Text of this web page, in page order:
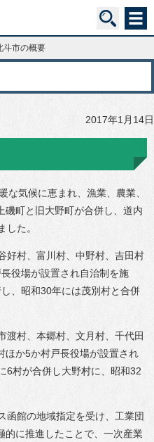
斗市の概要
2017年1月14日
な気候に恵まれ、漁業、農業、
磯町と旧大野町が合併し、道内
た。
好村、富川村、中野村、吉田村
役場が設置され自治制を施
、昭和30年には茂別村と合併
渡村、本郷村、文月村、千代田
ほか5か村戸長役場が設置され
6村が合併し大野村に、昭和32
函館の地域指定を受け、工業団
的に推進したことで、一次産業